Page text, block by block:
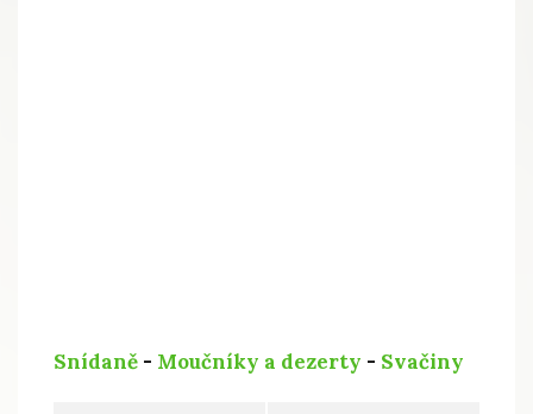
Snídaně - Moučníky a dezerty - Svačiny